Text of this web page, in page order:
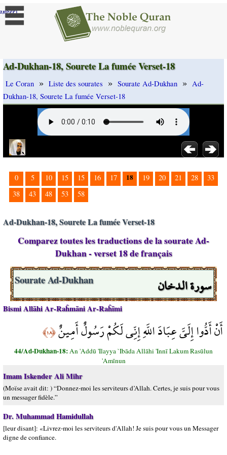
]
Ad-Dukhan-18, Sourete La fumée Verset-18
Le Coran » Liste des sourates » Sourate Ad-Dukhan » Ad-
Dukhan-18, Sourete La fumée Verset-18
0 5 10 15 15 16 17 18 19 20 21 28
33
38
43 48 53 58
Ad-Dukhan-18, Sourete La fumée Verset-18
Comparez toutes les traductions de la sourate Ad-
Dukhan - verset 18 de français
سورة الدخان Sourate Ad-Dukhan
Bismi Allāhi Ar-Raĥmāni Ar-Raĥīmi
أَنْ أَدُّوا إِلَيَّ عِبَادَ اللَّهِ إِنِّي لَكُمْ رَسُولٌ أَمِينٌ﴿١٨﴾
44/Ad-Dukhan-18:An 'Addū 'Ilayya `Ibāda Allāhi 'Innī Lakum Rasūlun
'Amīnun
Imam Iskender Ali Mihr
(Moïse avait dit: ) “Donnez-moi les serviteurs d’Allah. Certes, je suis pour vous
un messager fidèle.”
Dr. Muhammad Hamidullah
[leur disant]: «Livrez-moi les serviteurs d'Allah! Je suis pour vous un Messager
digne de confiance.